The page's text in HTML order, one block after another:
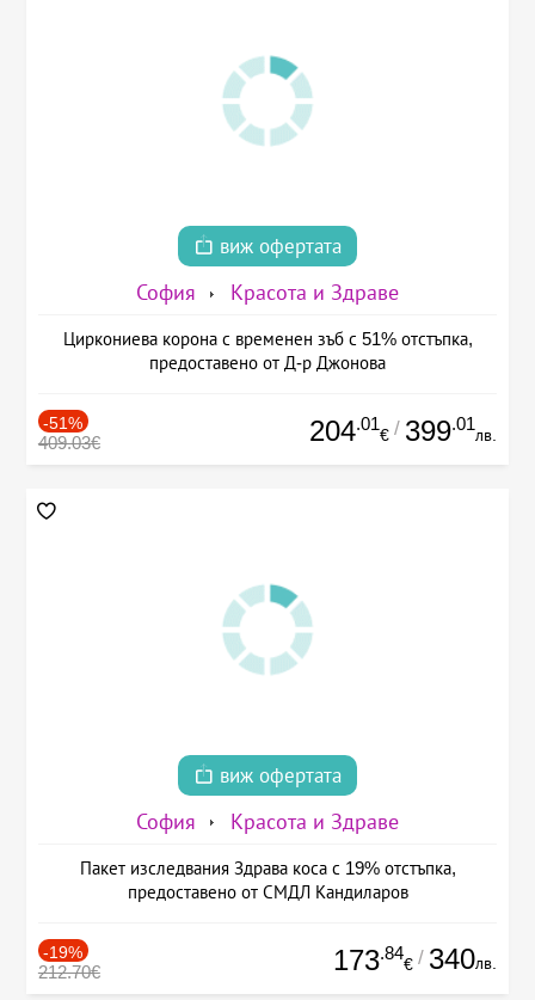
виж офертата
София Красота и Здраве
Циркониева корона с временен зъб с 51% отстъпка,
предоставено от Д-р Джонова
-51%
409.03€ 204.01
€ / 399.01
лв.
виж офертата
София Красота и Здраве
Пакет изследвания Здрава коса с 19% отстъпка,
предоставено от СМДЛ Кандиларов
-19%
212.70€ 173.84
€ / 340лв.